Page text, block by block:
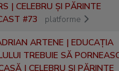
| CELEBRU ȘI PĂRINTE
#73
platforme
ARTENE | EDUCAȚIA
TREBUIE SĂ
| CELEBRU ȘI PĂRINTE